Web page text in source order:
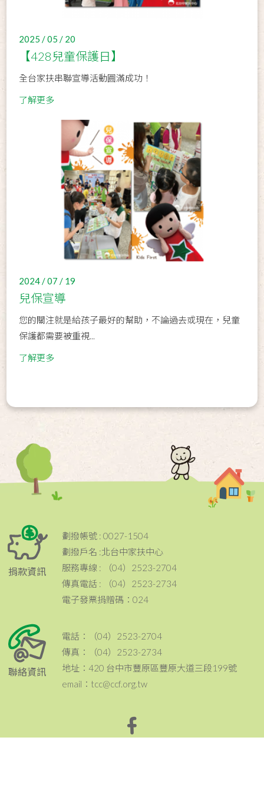
2025 / 05 / 20
【428兒童保護日】
全台家扶串聯宣導活動圓滿成功！
了解更多
2024 / 07 / 19
兒保宣導
您的關注就是給孩子最好的幫助，不論過去或現在，兒童
保護都需要被重視...
了解更多
捐款資訊
劃撥帳號 : 0027-1504
劃撥戶名 :北台中家扶中心
服務專線 : （04）2523-2704
傳真電話 : （04）2523-2734
電子發票捐贈碼：024
聯絡資訊
電話：（04）2523-2704
傳真：（04）2523-2734
地址：420 台中市豐原區豐原大道三段199號
email：tcc@ccf.org.tw